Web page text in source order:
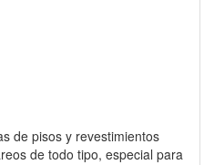
de pisos y revestimientos
de todo tipo, especial para